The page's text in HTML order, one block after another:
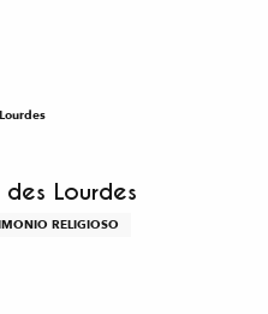
Lourdes
RELIGIOSO